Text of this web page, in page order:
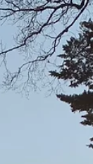
Et ses cheveux sont